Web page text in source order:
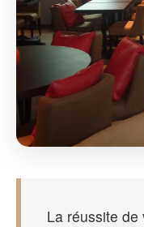
La réussite